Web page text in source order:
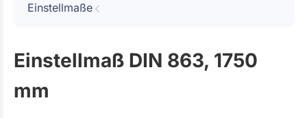
Einstellmaße
Einstellmaß DIN 863, 1750
mm